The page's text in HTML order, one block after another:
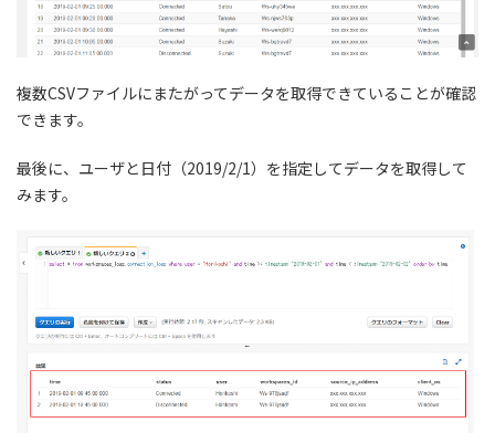
複数CSVファイルにまたがってデータを取得できていることが確認
できます。
最後に、ユーザと日付（2019/2/1）を指定してデータを取得して
みます。